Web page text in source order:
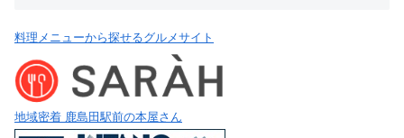
料理メニューから探せるグルメサイト
地域密着 鹿島田駅前の本屋さん